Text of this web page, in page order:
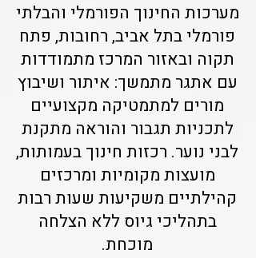
מערכות החינוך הפורמלי והבלתי
פורמלי בתל אביב, רחובות, פתח
תקוה ובאזור המרכז מתמודדות
עם אתגר מתמשך: איתור ושיבוץ
מורים למתמטיקה מקצועיים
לתכניות תגבור והוראה מתקנת
לבני נוער. רכזות חינוך בעמותות,
מועצות מקומיות ומרכזים
קהילתיים משקיעות שעות רבות
בתהליכי גיוס ללא הצלחה
מוכחת.